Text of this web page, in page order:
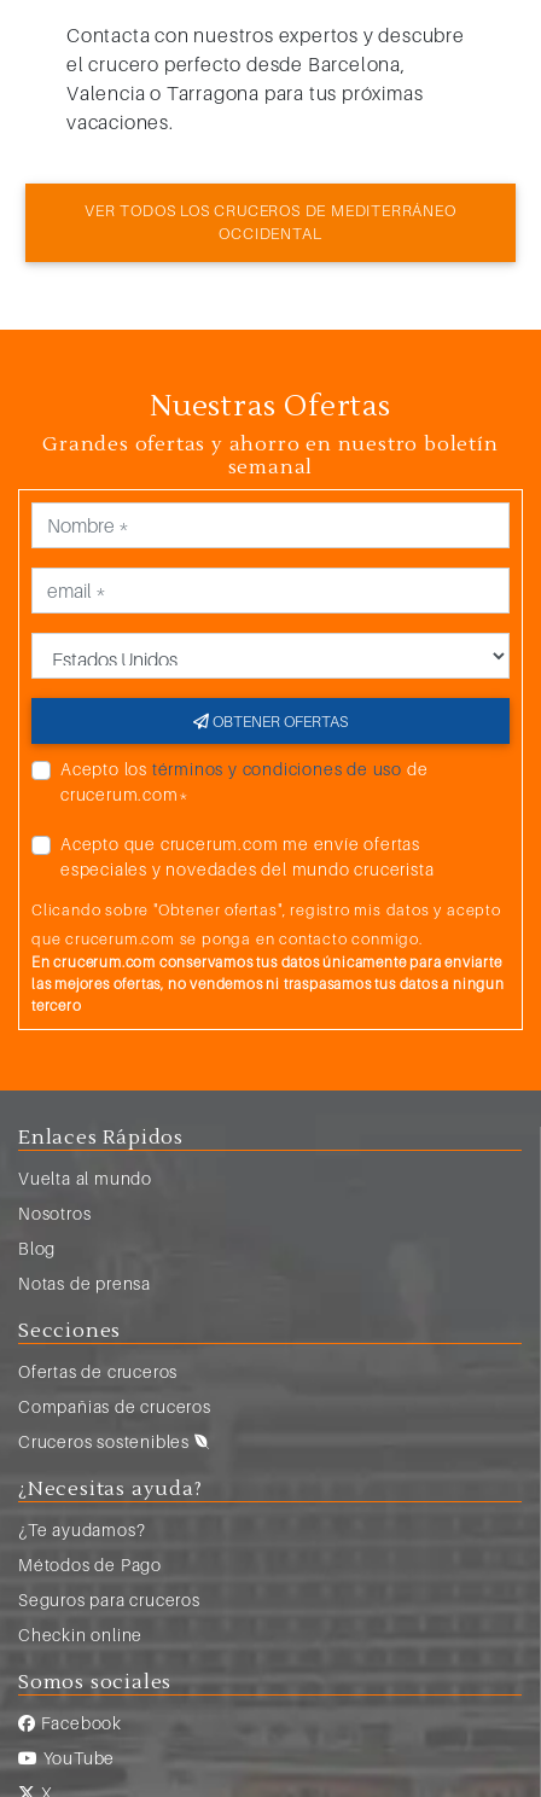
Contacta con nuestros expertos y descubre
el crucero perfecto desde Barcelona,
Valencia o Tarragona para tus próximas
vacaciones.
VER TODOS LOS CRUCEROS DE MEDITERRÁNEO
OCCIDENTAL
Nuestras Ofertas
Grandes ofertas y ahorro en nuestro boletín
semanal
OBTENER OFERTAS
Acepto los términos y condiciones de uso de
crucerum.com*
Acepto que crucerum.com me envíe ofertas
especiales y novedades del mundo crucerista
Clicando sobre "Obtener ofertas", registro mis datos y acepto
que crucerum.com se ponga en contacto conmigo.
En crucerum.com conservamos tus datos únicamente para enviarte
las mejores ofertas, no vendemos ni traspasamos tus datos a ningun
tercero
Enlaces Rápidos
Vuelta al mundo
Nosotros
Blog
Notas de prensa
Secciones
Ofertas de cruceros
Compañias de cruceros
Cruceros sostenibles
¿Necesitas ayuda?
¿Te ayudamos?
Métodos de Pago
Seguros para cruceros
Checkin online
Somos sociales
Facebook
YouTube
X